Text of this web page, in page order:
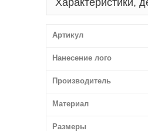
Характеристики,
Артикул
Нанесение лого
Производитель
Материал
Размеры